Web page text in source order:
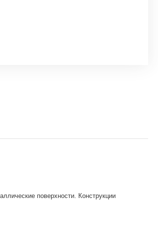
поверхности. Конструкции